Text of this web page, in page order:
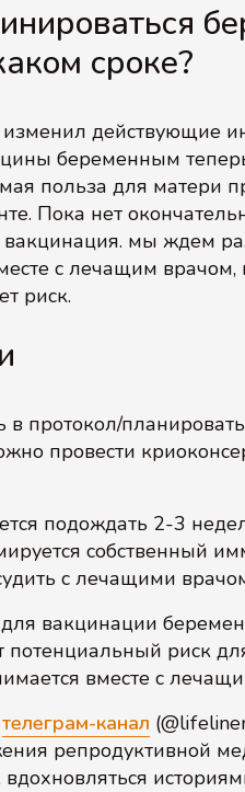
сроке?
действующие
беременным
польза для матери
Пока нет
мы ждем
с лечащим врачом,
риск.
в протокол/
провести
подождать 2-3
собственный
с лечащими
вакцинации
риск
вместе с
телеграм-канал
репродуктивной